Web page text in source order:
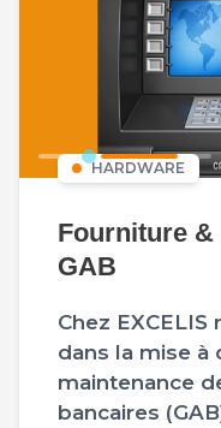
HARDWARE
Fourniture &
GAB
Chez
dans la mise à
maintenance
bancaires